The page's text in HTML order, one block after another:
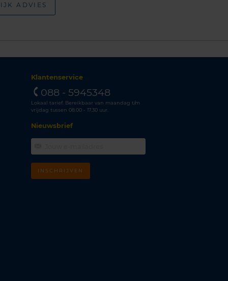
ADVIES
Klantenservice
088 - 5945348
Lokaal tarief. Bereikbaar van maandag t/m
vrijdag tussen 08.00 - 17.30 uur.
Nieuwsbrief
INSCHRIJVEN